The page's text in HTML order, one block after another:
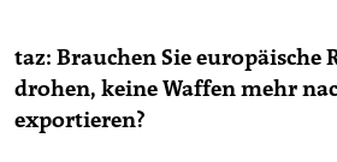
taz: Brauchen Sie europäische
drohen, keine Waffen mehr
exportieren?